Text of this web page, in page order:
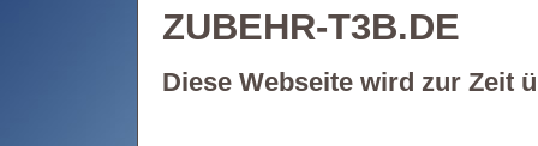
ZUBEHR-T3B.DE
Diese Webseite wird zur Zeit